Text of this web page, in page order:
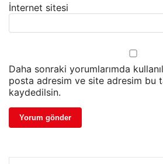
İnternet sitesi
Daha sonraki yorumlarımda
posta adresim ve site adresim bu
kaydedilsin.